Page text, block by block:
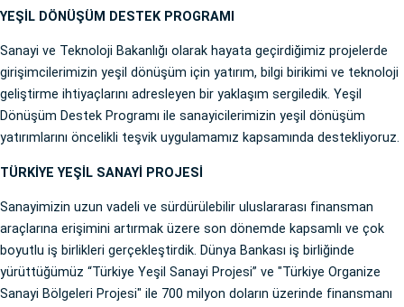
YEŞİL DÖNÜŞÜM DESTEK PROGRAMI
Sanayi ve Teknoloji Bakanlığı olarak hayata geçirdiğimiz projelerde
girişimcilerimizin yeşil dönüşüm için yatırım, bilgi birikimi ve teknoloji
geliştirme ihtiyaçlarını adresleyen bir yaklaşım sergiledik. Yeşil
Dönüşüm Destek Programı ile sanayicilerimizin yeşil dönüşüm
yatırımlarını öncelikli teşvik uygulamamız kapsamında destekliyoruz.
TÜRKİYE YEŞİL SANAYİ PROJESİ
Sanayimizin uzun vadeli ve sürdürülebilir uluslararası finansman
araçlarına erişimini artırmak üzere son dönemde kapsamlı ve çok
boyutlu iş birlikleri gerçekleştirdik. Dünya Bankası iş birliğinde
yürüttüğümüz “Türkiye Yeşil Sanayi Projesi” ve "Türkiye Organize
Sanayi Bölgeleri Projesi" ile 700 milyon doların üzerinde finansmanı